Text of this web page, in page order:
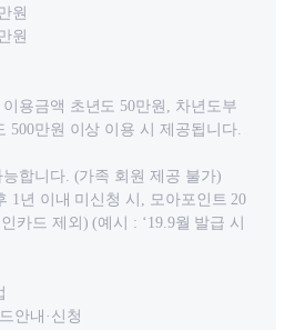
원
원
용금액 초년도 50만원, 차년도부
500만원 이상 이용 시 제공됩니다.
합니다. (가족 회원 제공 불가)
1년 이내 미신청 시, 모아포인트 20
카드 제외) (예시 : ‘19.9월 발급 시
안내·신청